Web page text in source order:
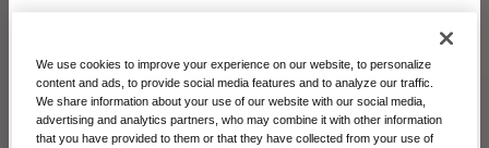
記念品
優勝記念品
We use cookies to improve your experience on our website, to personalize
content and ads, to provide social media features and to analyze our traffic.
We share information about your use of our website with our social media,
advertising and analytics partners, who may combine it with other information
that you have provided to them or that they have collected from your use of